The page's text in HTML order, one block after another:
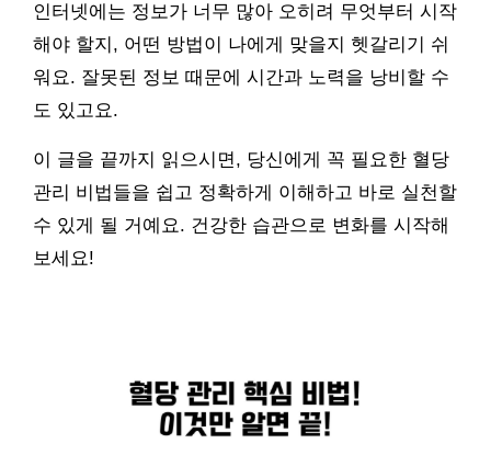
인터넷에는 정보가 너무 많아 오히려 무엇부터 시작
해야 할지, 어떤 방법이 나에게 맞을지 헷갈리기 쉬
워요. 잘못된 정보 때문에 시간과 노력을 낭비할 수
도 있고요.
이 글을 끝까지 읽으시면, 당신에게 꼭 필요한 혈당
관리 비법들을 쉽고 정확하게 이해하고 바로 실천할
수 있게 될 거예요. 건강한 습관으로 변화를 시작해
보세요!